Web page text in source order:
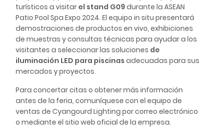
turísticos a visitar el stand G09 durante la ASEAN
Patio Pool Spa Expo 2024. El equipo in situ presentará
demostraciones de productos en vivo, exhibiciones
de muestras y consultas técnicas para ayudar a los
visitantes a seleccionar las soluciones de
iluminación LED para piscinas adecuadas para sus
mercados y proyectos.
Para concertar citas o obtener más información
antes de la feria, comuníquese con el equipo de
ventas de Cyangourd Lighting por correo electrónico
o mediante el sitio web oficial de la empresa.